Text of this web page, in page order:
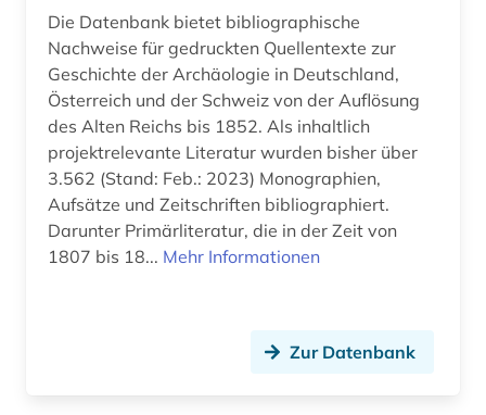
gesundheit &amp; ernährung (1)
gesundheitswissenschaften (1)
gießen (1)
glossar (1)
gottfried wilhelm leibniz (1)
grafik (1)
Die Datenbank bietet bibliographische
Nachweise für gedruckten Quellentexte zur
Geschichte der Archäologie in Deutschland,
Österreich und der Schweiz von der Auflösung
des Alten Reichs bis 1852. Als inhaltlich
projektrelevante Literatur wurden bisher über
3.562 (Stand: Feb.: 2023) Monographien,
Aufsätze und Zeitschriften bibliographiert.
Darunter Primärliteratur, die in der Zeit von
1807 bis 18... Mehr Informationen
Zur Datenbank